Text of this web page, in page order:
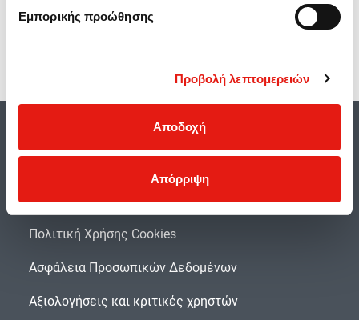
Εμπορικής προώθησης
Προβολή λεπτομερειών
Αποδοχή
Απόρριψη
Πολιτική Ποιότητας
Πολιτική Χρήσης Cookies
Ασφάλεια Προσωπικών Δεδομένων
Αξιολογήσεις και κριτικές χρηστών